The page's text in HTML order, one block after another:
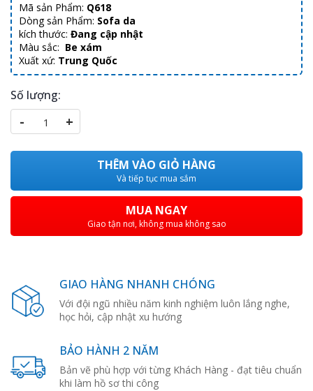
Mã sản Phẩm: Q618
Dòng sản Phẩm: Sofa da
kích thước: Đang cập nhật
Màu sắc: Be xám
Xuất xứ: Trung Quốc
Số lượng:
- +
THÊM VÀO GIỎ HÀNG
Và tiếp tục mua sắm
MUA NGAY
Giao tận nơi, không mua không sao
GIAO HÀNG NHANH CHÓNG
Với đội ngũ nhiều năm kinh nghiệm luôn lắng nghe,
học hỏi, cập nhật xu hướng
BẢO HÀNH 2 NĂM
Bản vẽ phù hợp với từng Khách Hàng - đạt tiêu chuẩn
khi làm hồ sơ thi công